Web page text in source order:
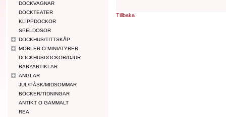
DOCKVAGNAR
DOCKTEATER
KLIPPDOCKOR
SPELDOSOR
DOCKHUS/TITTSKÅP
MÖBLER O MINIATYRER
DOCKHUSDOCKOR/DJUR
BABYARTIKLAR
ÄNGLAR
JUL/PÅSK/MIDSOMMAR
BÖCKER/TIDNINGAR
ANTIKT O GAMMALT
REA
Tillbaka